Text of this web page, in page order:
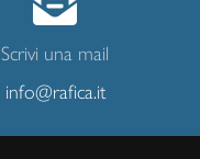
Scrivi una mail
info@rafica.it